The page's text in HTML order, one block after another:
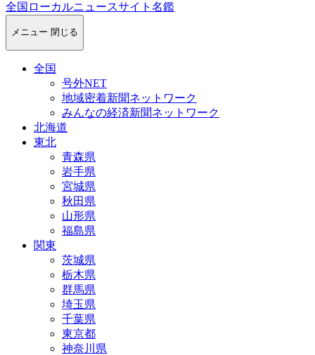
全国ローカルニュースサイト名鑑
メニュー 閉じる
全国
号外NET
地域密着新聞ネットワーク
みんなの経済新聞ネットワーク
北海道
東北
青森県
岩手県
宮城県
秋田県
山形県
福島県
関東
茨城県
栃木県
群馬県
埼玉県
千葉県
東京都
神奈川県